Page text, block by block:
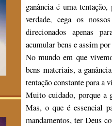
ganância é uma
verdade, cega os
direcionados apenas
acumular bens e assim
No mundo em que
bens materiais, a
tentação constante para a
Muito cuidado, porque a
Mas, o que é essencial
mandamentos, ter Deus